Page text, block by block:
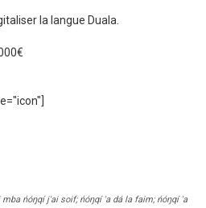
la langue Duala.
ńóŋqí j'ai soif; ńóŋqí 'a dá la faim; ńóŋqí 'a